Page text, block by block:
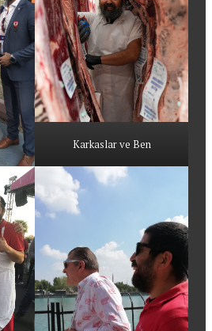
Karkaslar ve Ben